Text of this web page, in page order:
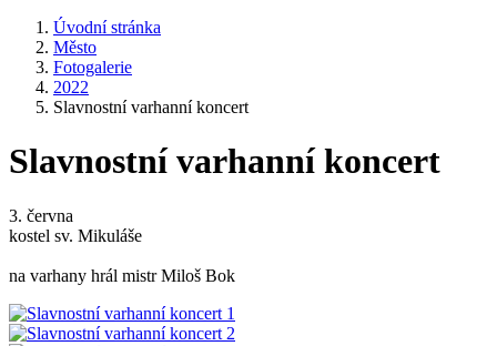
Úvodní stránka
Město
Fotogalerie
2022
Slavnostní varhanní koncert
Slavnostní varhanní koncert
3. června
kostel sv. Mikuláše
na varhany hrál mistr Miloš Bok